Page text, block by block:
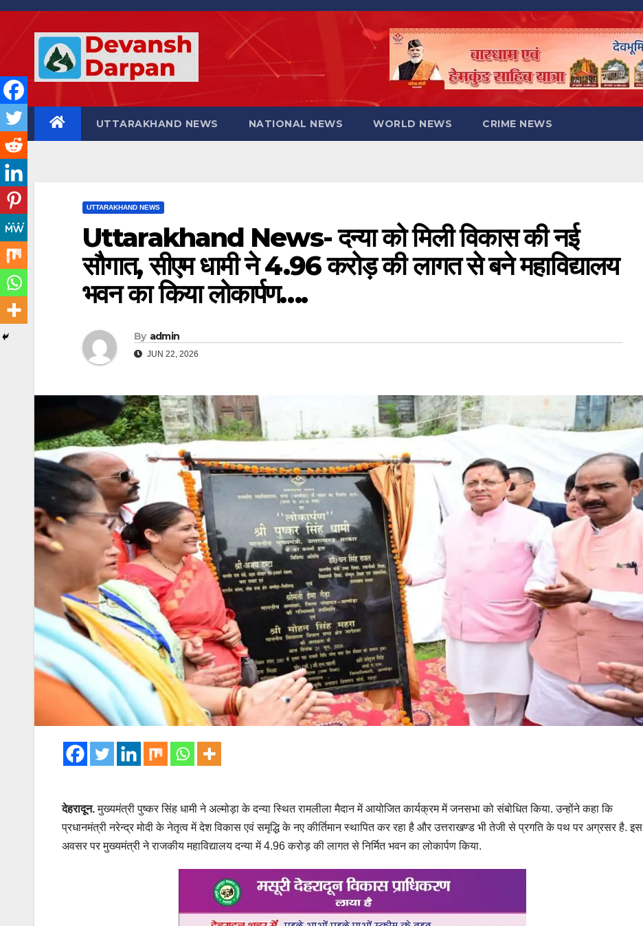
Skip
UTTARAKHAND NEWS NATIONAL NEWS WORLD NEWS CRIME NEWS
UTTARAKHAND NEWS
Uttarakhand News- दन्या को मिली विकास की नई
सौगात, सीएम धामी ने 4.96 करोड़ की लागत से बने महाविद्यालय
भवन का किया लोकार्पण….
By admin
JUN 22, 2026
देहरादून.मुख्यमंत्री पुष्कर सिंह धामी ने अल्मोड़ा के दन्या स्थित रामलीला मैदान में आयोजित कार्यक्रम में जनसभा को संबोधित किया. उन्होंने कहा कि
प्रधानमंत्री नरेन्द्र मोदी के नेतृत्व में देश विकास एवं समृद्धि के नए कीर्तिमान स्थापित कर रहा है और उत्तराखण्ड भी तेजी से प्रगति के पथ पर अग्रसर है. इस
अवसर पर मुख्यमंत्री ने राजकीय महाविद्यालय दन्या में 4.96 करोड़ की लागत से निर्मित भवन का लोकार्पण किया.